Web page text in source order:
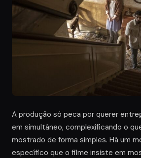
A produção só peca por querer
em simultâneo, complexificando o
mostrado de forma simples. Há um
específico que o filme insiste em